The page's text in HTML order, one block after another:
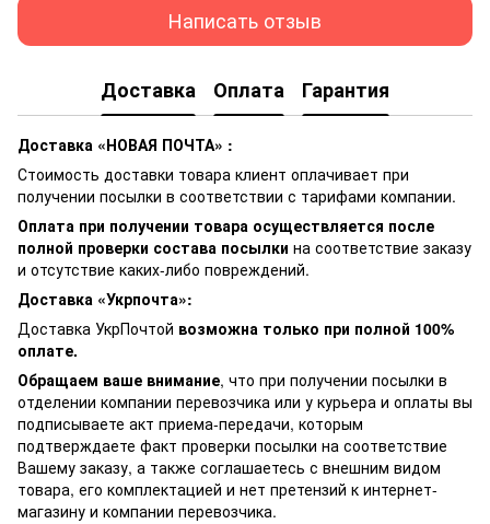
Написать отзыв
Доставка Оплата Гарантия
Доставка «НОВАЯ ПОЧТА» :
Стоимость доставки товара клиент оплачивает при
получении посылки в соответствии с тарифами компании.
Оплата при получении товара осуществляется после
полной проверки состава посылки на соответствие заказу
и отсутствие каких-либо повреждений.
Доставка «Укрпочта»:
Доставка УкрПочтой возможна только при полной 100%
оплате.
Обращаем ваше внимание, что при получении посылки в
отделении компании перевозчика или у курьера и оплаты вы
подписываете акт приема-передачи, которым
подтверждаете факт проверки посылки на соответствие
Вашему заказу, а также соглашаетесь с внешним видом
товара, его комплектацией и нет претензий к интернет-
магазину и компании перевозчика.